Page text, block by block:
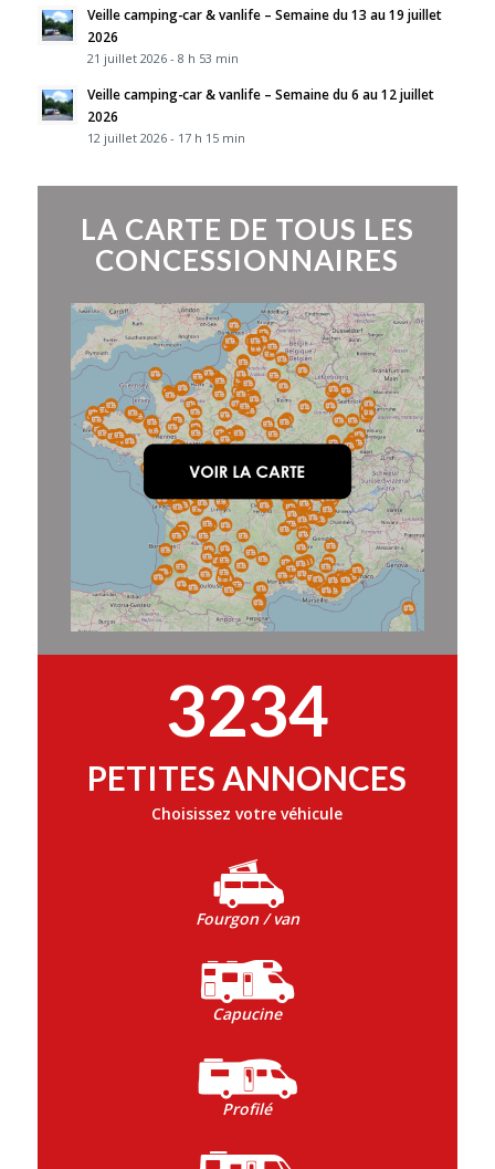
Veille camping-car & vanlife – Semaine du 13 au 19 juillet
2026
21 juillet 2026 - 8 h 53 min
Veille camping-car & vanlife – Semaine du 6 au 12 juillet
2026
12 juillet 2026 - 17 h 15 min
LA CARTE DE TOUS LES
CONCESSIONNAIRES
3234
PETITES ANNONCES
Choisissez votre véhicule
Fourgon / van
Capucine
Profilé